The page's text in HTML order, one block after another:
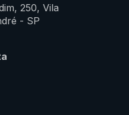
250, Vila
- SP